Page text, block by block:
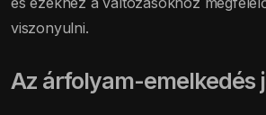
viszonyulni.
Az árfolyam-emelkedés